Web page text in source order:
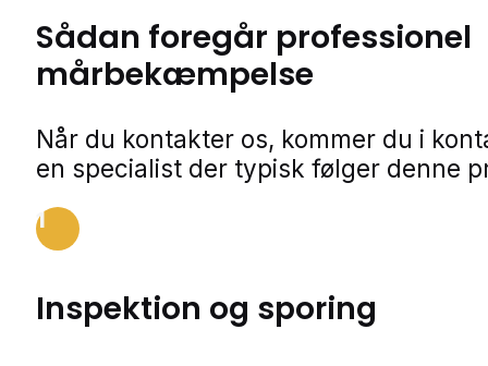
Sådan foregår professionel
mårbekæmpelse
Når du kontakter os, kommer du i
en specialist der typisk følger denne
1
Inspektion og sporing